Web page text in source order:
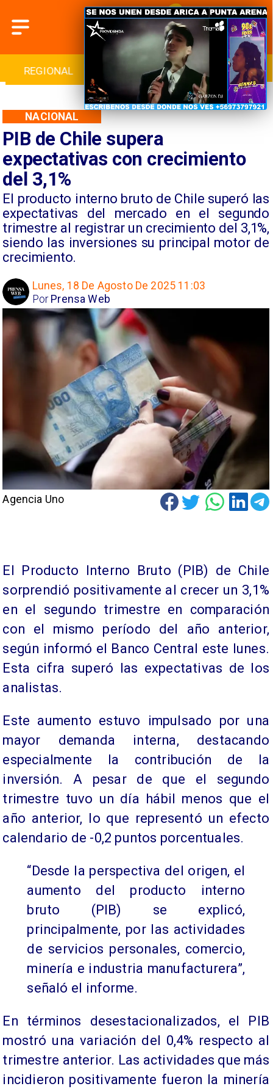
INTERNACIONAL DEPORTES CULTURA
PIB de Chile supera
expectativas con crecimiento
del 3,1%
El producto interno bruto de Chile superó las
expectativas del mercado en el segundo
trimestre al registrar un crecimiento del 3,1%,
siendo las inversiones su principal motor de
crecimiento.
NACIONAL
Lunes, 18 De Agosto De 2025 11:03
Prensa Web
Por
Agencia Uno
El Producto Interno Bruto (PIB) de Chile
sorprendió positivamente al crecer un 3,1%
en el segundo trimestre en comparación
con el mismo período del año anterior,
según informó el Banco Central este lunes.
Esta cifra superó las expectativas de los
analistas.
Este aumento estuvo impulsado por una
mayor demanda interna, destacando
especialmente la contribución de la
inversión. A pesar de que el segundo
trimestre tuvo un día hábil menos que el
año anterior, lo que representó un efecto
calendario de -0,2 puntos porcentuales.
“Desde la perspectiva del origen, el
aumento del producto interno
bruto (PIB) se explicó,
principalmente, por las actividades
de servicios personales, comercio,
minería e industria manufacturera”,
señaló el informe.
En términos desestacionalizados, el PIB
mostró una variación del 0,4% respecto al
trimestre anterior. Las actividades que más
incidieron positivamente fueron la minería